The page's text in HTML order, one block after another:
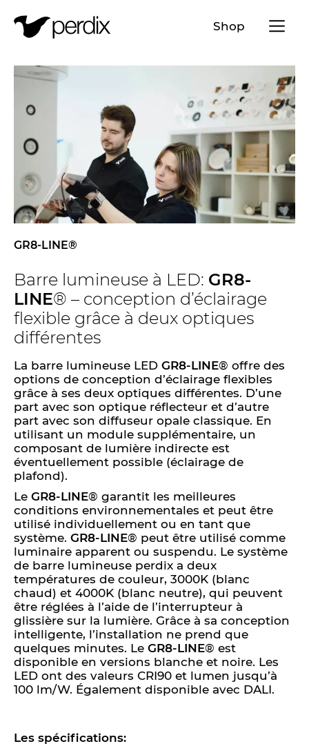
Shop Menü
GR8-LINE®
Barre lumineuse à LED: GR8-
LINE® – conception d’éclairage
flexible grâce à deux optiques
différentes
La barre lumineuse LED GR8-LINE® offre des
options de conception d’éclairage flexibles
grâce à ses deux optiques différentes. D’une
part avec son optique réflecteur et d’autre
part avec son diffuseur opale classique. En
utilisant un module supplémentaire, un
composant de lumière indirecte est
éventuellement possible (éclairage de
plafond).
Le GR8-LINE® garantit les meilleures
conditions environnementales et peut être
utilisé individuellement ou en tant que
système. GR8-LINE® peut être utilisé comme
luminaire apparent ou suspendu. Le système
de barre lumineuse perdix a deux
températures de couleur, 3000K (blanc
chaud) et 4000K (blanc neutre), qui peuvent
être réglées à l’aide de l’interrupteur à
glissière sur la lumière. Grâce à sa conception
intelligente, l’installation ne prend que
quelques minutes. Le GR8-LINE® est
disponible en versions blanche et noire. Les
LED ont des valeurs CRI90 et lumen jusqu’à
100 lm/W. Également disponible avec DALI.
Les spécifications: